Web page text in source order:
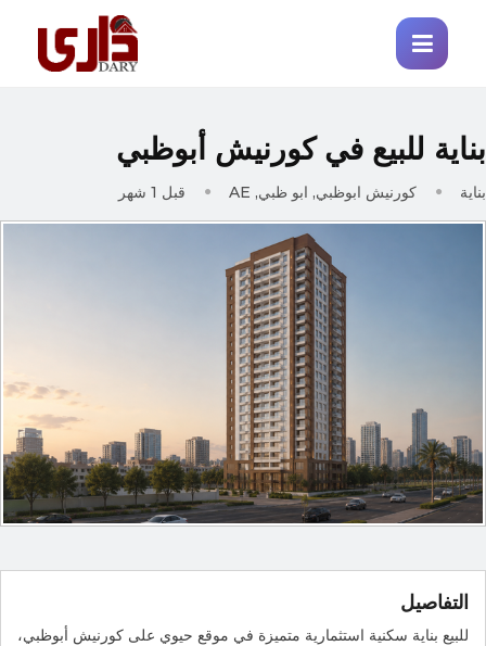
بناية للبيع في كورنيش أبوظبي
بناية كورنيش ابوظبي, ابو ظبي, AE قبل 1 شهر
التفاصيل
للبيع بناية سكنية استثمارية متميزة في موقع حيوي على كورنيش أبوظبي،